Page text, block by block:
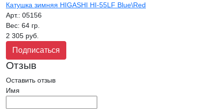
Катушка зимняя HIGASHI HI-55LF Blue\Red
Арт.: 05156
Вес: 64 гр.
2 305 руб.
Подписаться
Отзыв
Оставить отзыв
Имя